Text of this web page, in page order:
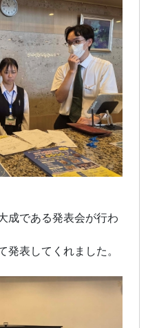
成である発表会が行わ
発表してくれました。